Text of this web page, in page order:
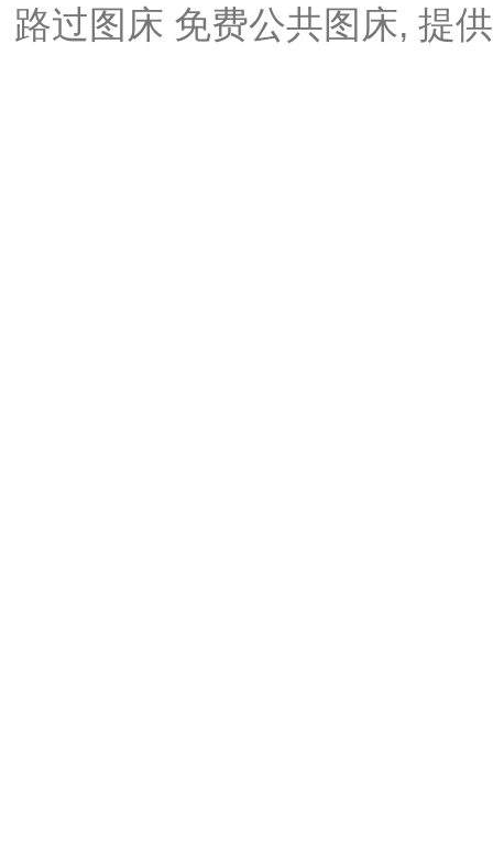
路过图床 免费公共图床, 提